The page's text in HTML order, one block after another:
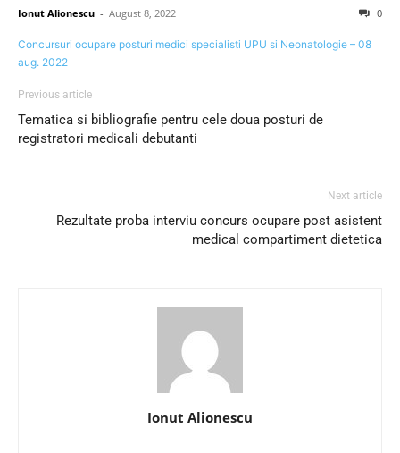
Ionut Alionescu - August 8, 2022 0
Concursuri ocupare posturi medici specialisti UPU si Neonatologie – 08
aug. 2022
Previous article
Tematica si bibliografie pentru cele doua posturi de
registratori medicali debutanti
Next article
Rezultate proba interviu concurs ocupare post asistent
medical compartiment dietetica
Ionut Alionescu